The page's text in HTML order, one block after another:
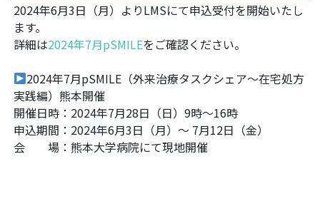
2024年6月3日（月）よりLMSにて申込受付を開始いたし
ます。
詳細は2024年7月pSMILEをご確認ください。
2024年7月pSMILE（外来治療タスクシェア～在宅処方
実践編）熊本開催
開催日時：2024年7月28日（日）9時～16時
申込期間：2024年6月3日（月）～ 7月12日（金）
会 場：熊本大学病院にて現地開催